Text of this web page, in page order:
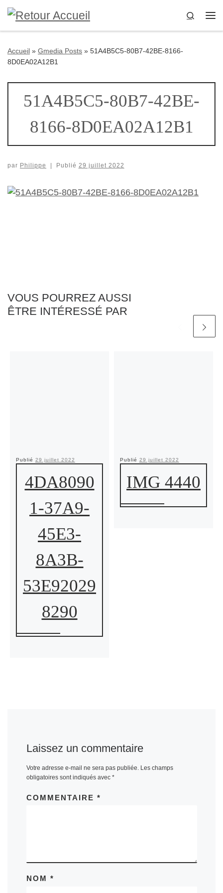
Passer au contenu
Search
Accueil » Gmedia Posts » 51A4B5C5-80B7-42BE-8166-
8D0EA02A12B1
51A4B5C5-80B7-42BE-
8166-8D0EA02A12B1
par Philippe Publié 29 juillet 2022
VOUS POURREZ AUSSI
ÊTRE INTÉRESSÉ PAR
Publié 29 juillet 2022
4DA8090
1-37A9-
45E3-
8A3B-
53E92029
8290
Publié 29 juillet 2022
IMG 4440
Laissez un commentaire
Votre adresse e-mail ne sera pas publiée. Les champs
obligatoires sont indiqués avec *
COMMENTAIRE *
NOM *